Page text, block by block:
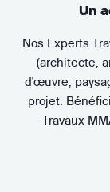
Un
Nos Experts
(architecte,
d'œuvre,
projet.
Travaux